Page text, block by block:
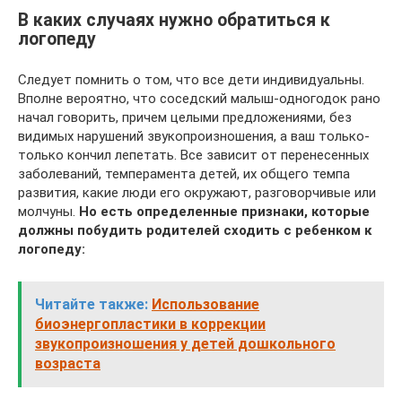
В каких случаях нужно обратиться к
логопеду
Следует помнить о том, что все дети индивидуальны.
Вполне вероятно, что соседский малыш-одногодок рано
начал говорить, причем целыми предложениями, без
видимых нарушений звукопроизношения, а ваш только-
только кончил лепетать. Все зависит от перенесенных
заболеваний, темперамента детей, их общего темпа
развития, какие люди его окружают, разговорчивые или
молчуны. Но есть определенные признаки, которые
должны побудить родителей сходить с ребенком к
логопеду:
Читайте также: Использование
биоэнергопластики в коррекции
звукопроизношения у детей дошкольного
возраста